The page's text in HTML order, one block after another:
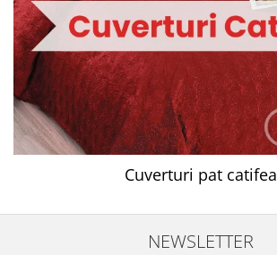
Cuverturi pat catifea
NEWSLETTER